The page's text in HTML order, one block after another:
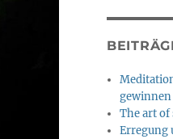
gewinnen
The art of
Erregung